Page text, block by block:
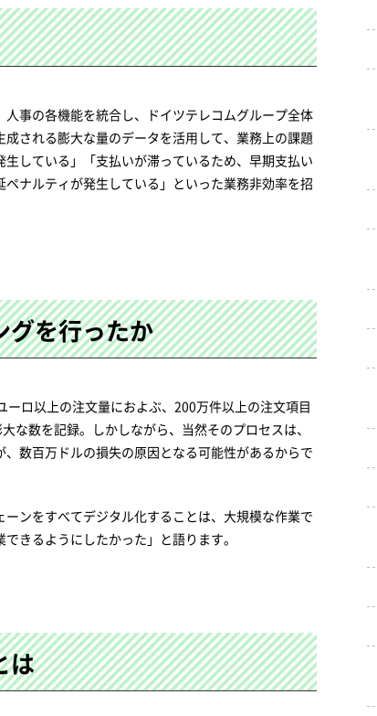
事の各機能を統合し、ドイツテレコムグループ全体
される膨大な量のデータを活用して、業務上の課題
している」「支払いが滞っているため、早期支払い
ナルティが発生している」といった業務非効率を招
グを行ったか
ロ以上の注文量におよぶ、200万件以上の注文項目
数を記録。しかしながら、当然そのプロセスは、
数百万ドルの損失の原因となる可能性があるからで
ンをすべてデジタル化することは、大規模な作業で
きるようにしたかった」と語ります。
は